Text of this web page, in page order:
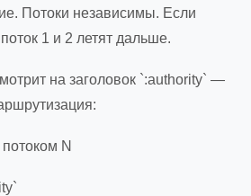
Потоки независимы. Если
1 и 2 летят дальше.
на заголовок `:authority` —
N